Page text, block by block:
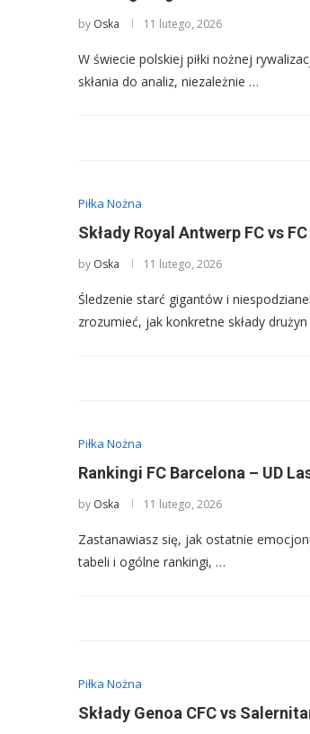
by Oska 11 lutego, 2026
W świecie polskiej piłki nożnej
skłania do analiz, niezależnie …
Piłka Nożna
Składy Royal Antwerp FC vs
by Oska 11 lutego, 2026
Śledzenie starć gigantów i
zrozumieć, jak konkretne składy
Piłka Nożna
Rankingi FC Barcelona – UD
by Oska 11 lutego, 2026
Zastanawiasz się, jak ostatnie
tabeli i ogólne rankingi, …
Piłka Nożna
Składy Genoa CFC vs